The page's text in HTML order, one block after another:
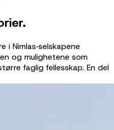
i Nimlas‑selskapene
og mulighetene som
faglig fellesskap. En del